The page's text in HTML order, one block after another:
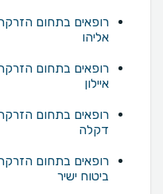
אליהו
איילון
דקלה
ביטוח ישיר